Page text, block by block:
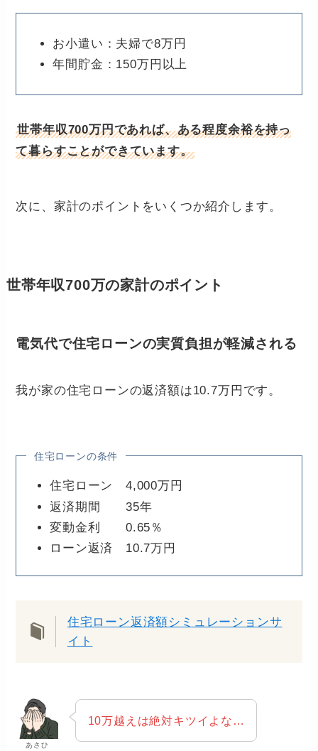
お小遣い：夫婦で8万円
年間貯金：150万円以上
世帯年収700万円であれば、ある程度余裕を持っ
て暮らすことができています。
次に、家計のポイントをいくつか紹介します。
世帯年収700万の家計のポイント
電気代で住宅ローンの実質負担が軽減される
我が家の住宅ローンの返済額は10.7万円です。
住宅ローンの条件
住宅ローン 4,000万円
返済期間 35年
変動金利 0.65％
ローン返済 10.7万円
住宅ローン返済額シミュレーションサ
イト
あさひ
10万越えは絶対キツイよな…